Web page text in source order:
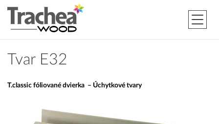
Tvar E32
T.classic fóliované dvierka – Úchytkové tvary